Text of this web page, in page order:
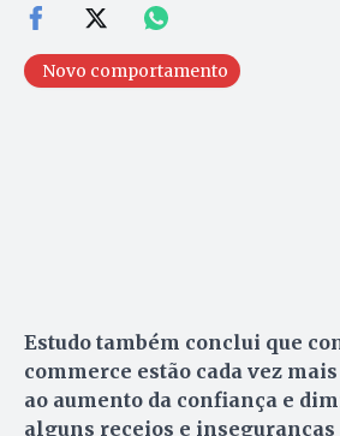
Novo comportamento
Estudo também conclui que
commerce estão cada vez
ao aumento da confiança e
alguns receios e